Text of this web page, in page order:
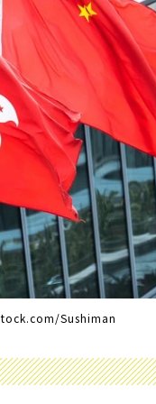
Sushiman